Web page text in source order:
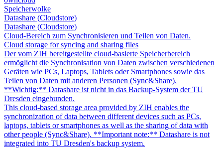
Speicherwolke
Datashare (Cloudstore)
Datashare (Cloudstore)
Cloud-Bereich zum Synchronisieren und Teilen von Daten.
Cloud storage for syncing and sharing files
Der vom ZIH bereitgestellte cloud-basierte Speicherbereich
ermöglicht die Synchronisation von Daten zwischen verschiedenen
Geräten wie PCs, Laptops, Tablets oder Smartphones sowie das
Teilen von Daten mit anderen Personen (Sync&Share).
**Wichtig:** Datashare ist nicht in das Backup-System der TU
Dresden eingebunden.
This cloud-based storage area provided by ZIH enables the
synchronization of data between different devices such as PCs,
laptops, tablets or smartphones as well as the sharing of data with
other people (Sync&Share). **Important note:** Datashare is not
integrated into TU Dresden's backup system.